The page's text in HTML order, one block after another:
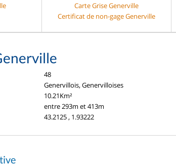
Carte Grise Generville
Certificat de non-gage Generville
48
Genervillois, Genervilloises
10.21Km²
entre 293m et 413m
43.2125 , 1.93222